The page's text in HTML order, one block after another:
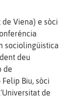
Viena) e sòci
sociolingüistica
deu
de
Biu, sòci
de